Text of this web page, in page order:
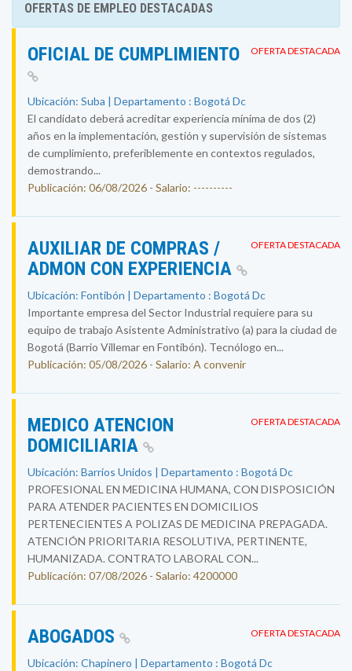
OFERTAS DE EMPLEO DESTACADAS
OFERTA DESTACADA
OFICIAL DE CUMPLIMIENTO
Ubicación: Suba | Departamento : Bogotá Dc
El candidato deberá acreditar experiencia mínima de dos (2)
años en la implementación, gestión y supervisión de sistemas
de cumplimiento, preferiblemente en contextos regulados,
demostrando...
Publicación: 06/08/2026 - Salario: ----------
OFERTA DESTACADA
AUXILIAR DE COMPRAS /
ADMON CON EXPERIENCIA
Ubicación: Fontibón | Departamento : Bogotá Dc
Importante empresa del Sector Industrial requiere para su
equipo de trabajo Asistente Administrativo (a) para la ciudad de
Bogotá (Barrio Villemar en Fontibón). Tecnólogo en...
Publicación: 05/08/2026 - Salario: A convenir
OFERTA DESTACADA
MEDICO ATENCION
DOMICILIARIA
Ubicación: Barrios Unidos | Departamento : Bogotá Dc
PROFESIONAL EN MEDICINA HUMANA, CON DISPOSICIÓN
PARA ATENDER PACIENTES EN DOMICILIOS
PERTENECIENTES A POLIZAS DE MEDICINA PREPAGADA.
ATENCIÓN PRIORITARIA RESOLUTIVA, PERTINENTE,
HUMANIZADA. CONTRATO LABORAL CON...
Publicación: 07/08/2026 - Salario: 4200000
OFERTA DESTACADA
ABOGADOS
Ubicación: Chapinero | Departamento : Bogotá Dc